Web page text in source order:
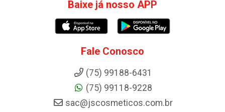
Baixe já nosso APP
Fale Conosco
(75) 99188-6431
(75) 99118-9228
sac@jscosmeticos.com.br